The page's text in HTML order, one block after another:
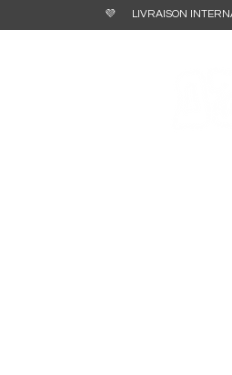
💜 LIVRAISON